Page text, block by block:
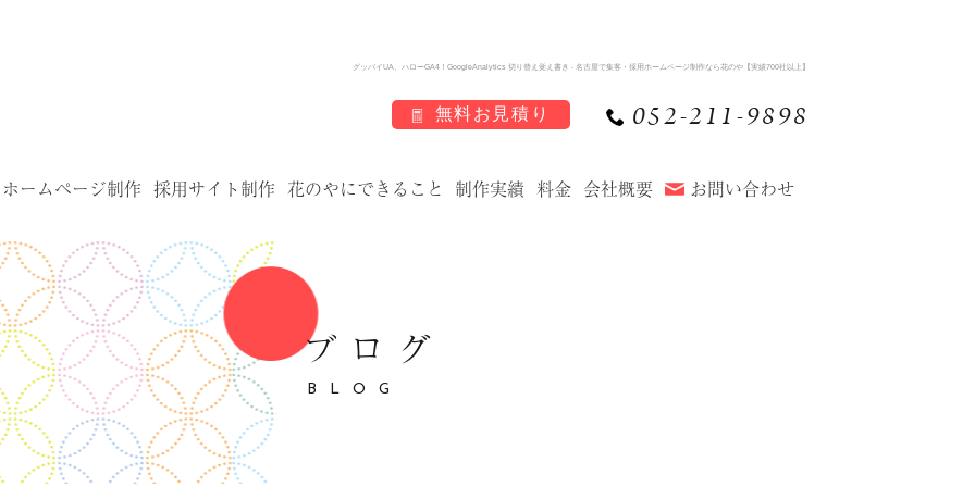
グッバイUA、ハローGA4！GoogleAnalytics 切り替え覚え書き - 名古屋で集客・採用ホームページ制作なら花のや【実績700社以上】
ホームページ制作 採用サイト制作 花のやにできること 制作実績 料金 会社概要 お問い合わせ
無料お見積り 052-211-9898
ブログ
BLOG